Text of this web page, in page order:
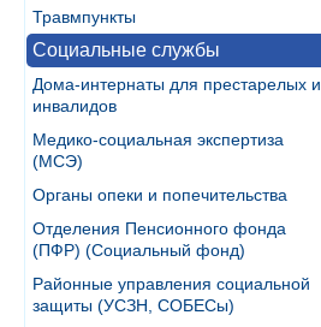
Травмпункты
Социальные службы
Дома-интернаты для престарелых и
инвалидов
Медико-социальная экспертиза
(МСЭ)
Органы опеки и попечительства
Отделения Пенсионного фонда
(ПФР) (Социальный фонд)
Районные управления социальной
защиты (УСЗН, СОБЕСы)